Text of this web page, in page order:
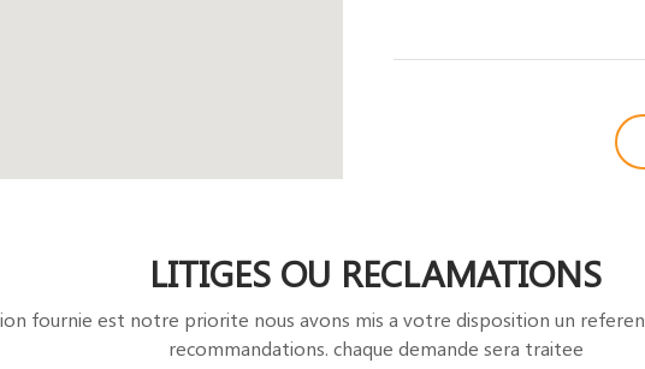
LITIGES OU RECLAMATIONS
fournie est notre priorite nous avons mis a votre disposition un
recommandations. chaque demande sera traitee